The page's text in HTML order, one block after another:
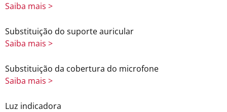
Saiba mais >
Substituição do suporte auricular
Saiba mais >
Substituição da cobertura do microfone
Saiba mais >
Luz indicadora